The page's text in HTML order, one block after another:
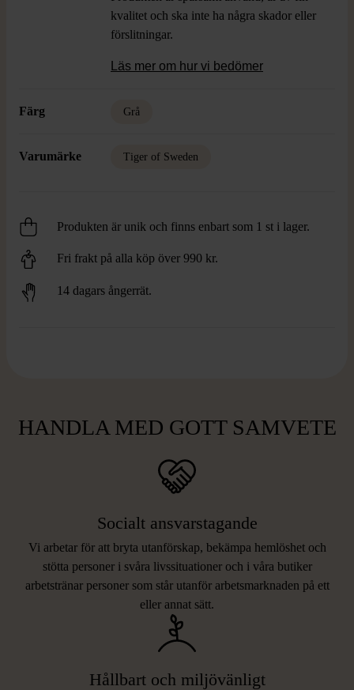
kvalitet och ska inte ha några skador eller
förslitningar.
Läs mer om hur vi bedömer
Färg Grå
Varumärke Tiger of Sweden
Produkten är unik och finns enbart som 1 st i lager.
Fri frakt på alla köp över 990 kr.
14 dagars ångerrät.
HANDLA MED GOTT SAMVETE
Socialt ansvarstagande
Vi arbetar för att bryta utanförskap, bekämpa hemlöshet och
stötta personer i svåra livssituationer och i våra butiker
arbetstränar personer som står utanför arbetsmarknaden på ett
eller annat sätt.
Hållbart och miljövänligt